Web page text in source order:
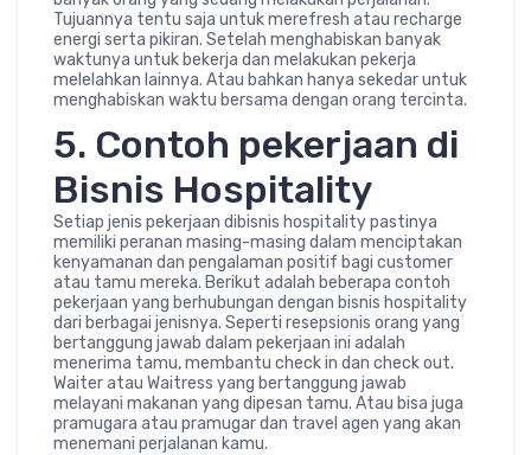
Tujuannya tentu saja untuk merefresh atau recharge
energi serta pikiran. Setelah menghabiskan banyak
waktunya untuk bekerja dan melakukan pekerja
melelahkan lainnya. Atau bahkan hanya sekedar untuk
menghabiskan waktu bersama dengan orang tercinta.
5. Contoh pekerjaan di
Bisnis Hospitality
Setiap jenis pekerjaan dibisnis hospitality pastinya
memiliki peranan masing-masing dalam menciptakan
kenyamanan dan pengalaman positif bagi customer
atau tamu mereka. Berikut adalah beberapa contoh
pekerjaan yang berhubungan dengan bisnis hospitality
dari berbagai jenisnya. Seperti resepsionis orang yang
bertanggung jawab dalam pekerjaan ini adalah
menerima tamu, membantu check in dan check out.
Waiter atau Waitress yang bertanggung jawab
melayani makanan yang dipesan tamu. Atau bisa juga
pramugara atau pramugar dan travel agen yang akan
menemani perjalanan kamu.